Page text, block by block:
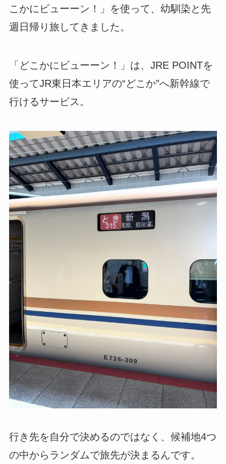
こかにビューーン！」を使って、幼馴染と先
週日帰り旅してきました。
「どこかにビューーン！」は、JRE POINTを
使ってJR東日本エリアの“どこか”へ新幹線で
行けるサービス。
行き先を自分で決めるのではなく、候補地4つ
の中からランダムで旅先が決まるんです。